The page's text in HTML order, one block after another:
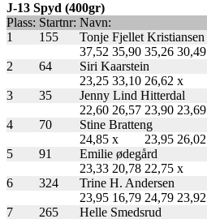
J-13 Spyd (400gr)
Plass: Startnr: Navn:
1
155 Tonje Fjellet Kristiansen
37,52 35,90 35,26 30,49
2
64 Siri Kaarstein
23,25 33,10 26,62 x
3
35 Jenny Lind Hitterdal
22,60 26,57 23,90 23,69
4
70 Stine Bratteng
24,85 x 23,95 26,02
5
91 Emilie ødegård
23,33 20,78 22,75 x
6
324 Trine H. Andersen
23,95 16,79 24,79 23,92
7
265 Helle Smedsrud